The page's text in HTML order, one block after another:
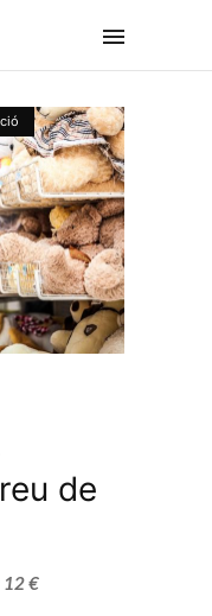
de
12 €